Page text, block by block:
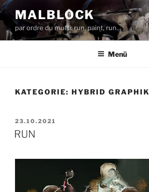
Zum
Inhalt
springen
MALBLOCK
par ordre du mufti: run, paint, run…
Menü
KATEGORIE: HYBRID GRAPHIK
VERÖFFENTLICHT
AM
23.10.2021
RUN